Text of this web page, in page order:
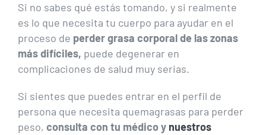
Si no sabes qué estás tomando, y si realmente
es lo que necesita tu cuerpo para ayudar en el
proceso de perder grasa corporal de las zonas
más difíciles, puede degenerar en
complicaciones de salud muy serias.
Si sientes que puedes entrar en el perfil de
persona que necesita quemagrasas para perder
peso, consulta con tu médico y nuestros